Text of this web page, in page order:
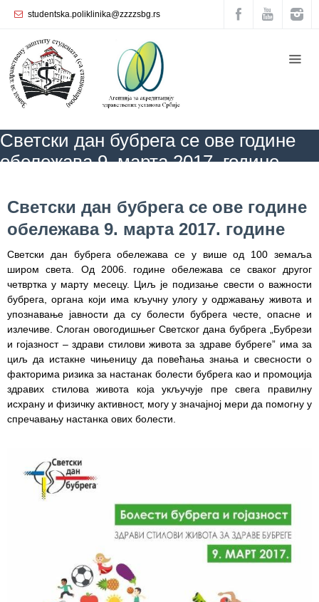
studentska.poliklinika@zzzzsbg.rs
Светски дан бубрега се ове године
обележава 9. марта 2017. године
Светски дан бубрега се ове године
обележава 9. марта 2017. године
Светски дан бубрега обележава се у више од 100 земаља
широм света. Од 2006. године обележава се сваког другог
четвртка у марту месецу. Циљ је подизање свести о важности
бубрега, органа који има кључну улогу у одржавању живота и
упознавање јавности да су болести бубрега честе, опасне и
излечиве. Слоган овогодишњег Светског дана бубрега „Бубрези
и гојазност – здрави стилови живота за здраве бубреге” има за
циљ да истакне чињеницу да повећања знања и свесности о
факторима ризика за настанак болести бубрега као и промоција
здравих стилова живота која укључује пре свега правилну
исхрану и физичку активност, могу у значајној мери да помогну у
спречавању настанка ових болести.
Почетна
O
нама
организација
Служба
опште
Служба за
здравствену
заштиту
жена
Служба
стоматолошке
здравствене
заштите
Служба за
делатност
Служба за
Служба за
медицинску
дијагностику